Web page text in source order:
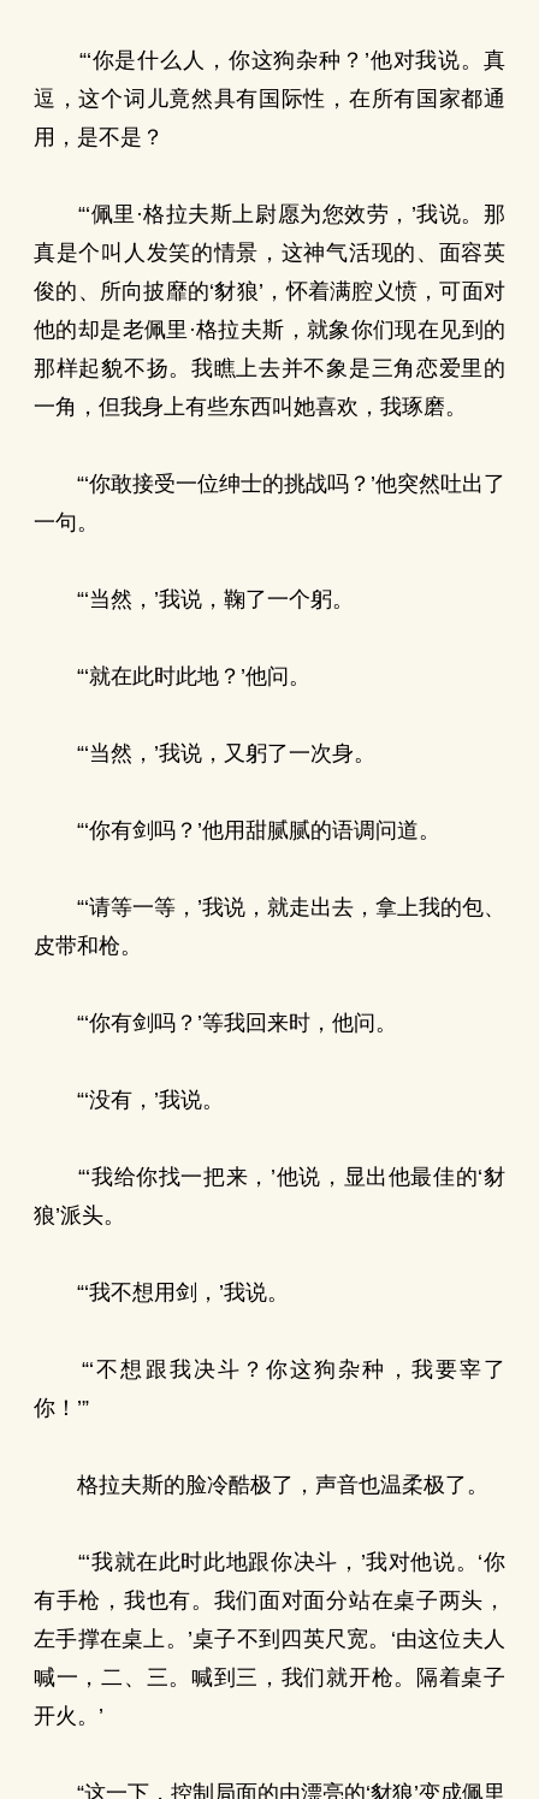
“‘你是什么人，你这狗杂种？’他对我说。真
逗，这个词儿竟然具有国际性，在所有国家都通
用，是不是？
“‘佩里·格拉夫斯上尉愿为您效劳，’我说。那
真是个叫人发笑的情景，这神气活现的、面容英
俊的、所向披靡的‘豺狼’，怀着满腔义愤，可面对
他的却是老佩里·格拉夫斯，就象你们现在见到的
那样起貌不扬。我瞧上去并不象是三角恋爱里的
一角，但我身上有些东西叫她喜欢，我琢磨。
“‘你敢接受一位绅士的挑战吗？’他突然吐出了
一句。
“‘当然，’我说，鞠了一个躬。
“‘就在此时此地？’他问。
“‘当然，’我说，又躬了一次身。
“‘你有剑吗？’他用甜腻腻的语调问道。
“‘请等一等，’我说，就走出去，拿上我的包、
皮带和枪。
“‘你有剑吗？’等我回来时，他问。
“‘没有，’我说。
“‘我给你找一把来，’他说，显出他最佳的‘豺
狼’派头。
“‘我不想用剑，’我说。
“‘不想跟我决斗？你这狗杂种，我要宰了
你！’”
格拉夫斯的脸冷酷极了，声音也温柔极了。
“‘我就在此时此地跟你决斗，’我对他说。‘你
有手枪，我也有。我们面对面分站在桌子两头，
左手撑在桌上。’桌子不到四英尺宽。‘由这位夫人
喊一，二、三。喊到三，我们就开枪。隔着桌子
开火。’
“这一下，控制局面的由漂亮的‘豺狼’变成佩里